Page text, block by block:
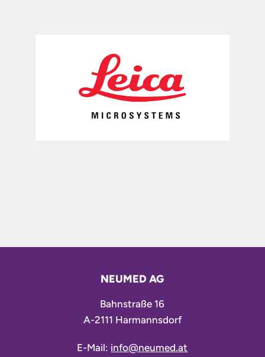
NEUMED AG
Bahnstraße 16
A-2111 Harmannsdorf
E-Mail: info@neumed.at